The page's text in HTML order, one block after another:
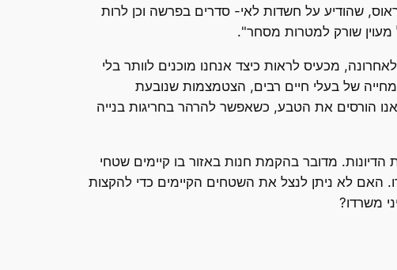
שהודיע על חשדות לאי- סדרים בפרשה וכן לרות
שורק למטרות מסחר".
מכעיס לראות כיצד אנחנו מוכנים לוותר בלי
של בעלי חיים רבים, הצטמצמות שנובעת
הורסים את הטבע, כשאפשר להרהר בחריגות בנייה
מדובר בהקמת חנות באזור בו קיימים שטחי
האם לא ניתן לנצל את השטחים הקיימים כדי להקצות
משרדו?